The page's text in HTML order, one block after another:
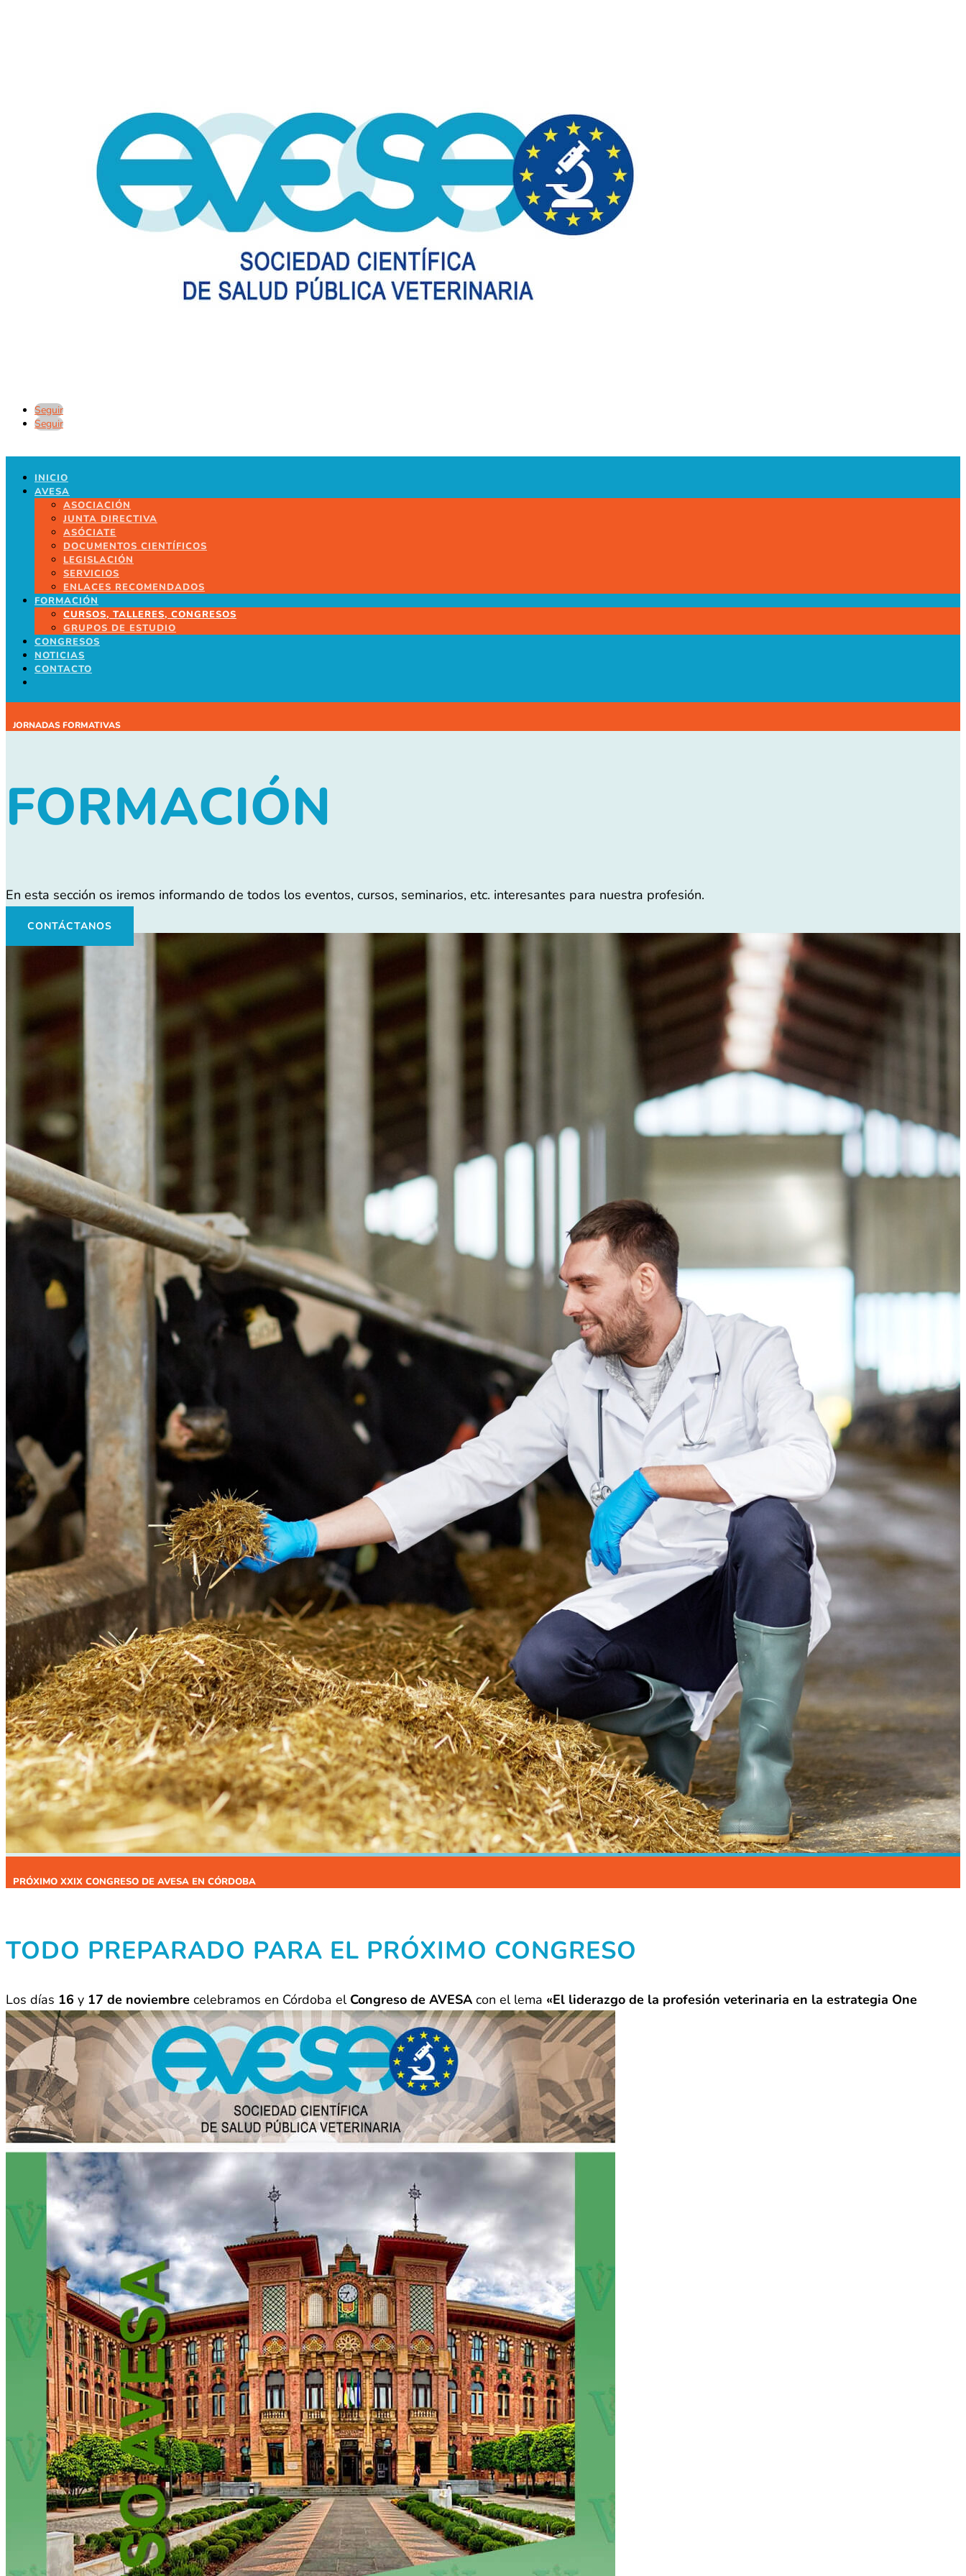
Seguir
Seguir
INICIO
AVESA
ASOCIACIÓN
JUNTA DIRECTIVA
ASÓCIATE
DOCUMENTOS CIENTÍFICOS
LEGISLACIÓN
SERVICIOS
ENLACES RECOMENDADOS
FORMACIÓN
CURSOS, TALLERES, CONGRESOS
GRUPOS DE ESTUDIO
CONGRESOS
NOTICIAS
CONTACTO
JORNADAS FORMATIVAS
FORMACIÓN
En esta sección os iremos informando de todos los eventos, cursos, seminarios, etc. interesantes para nuestra profesión.
CONTÁCTANOS
PRÓXIMO XXIX CONGRESO DE AVESA EN CÓRDOBA
TODO PREPARADO PARA EL PRÓXIMO CONGRESO
Los días 16 y 17 de noviembre celebramos en Córdoba el Congreso de AVESA con el lema «El liderazgo de la profesión veterinaria en la estrategia One
Health»
El programa provisional puede consultarse en el siguiente enlace: